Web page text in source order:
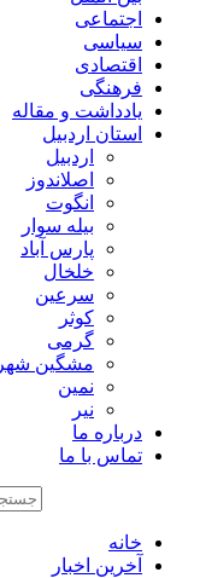
اجتماعی
سیاسی
اقتصادی
فرهنگی
یادداشت و مقاله
استان اردبیل
اردبیل
اصلاندوز
انگوت
بیله سوار
پارس آباد
خلخال
سرعین
کوثر
گرمی
مشگین شهر
نمین
نیر
درباره ما
تماس با ما
خانه
آخرین اخبار